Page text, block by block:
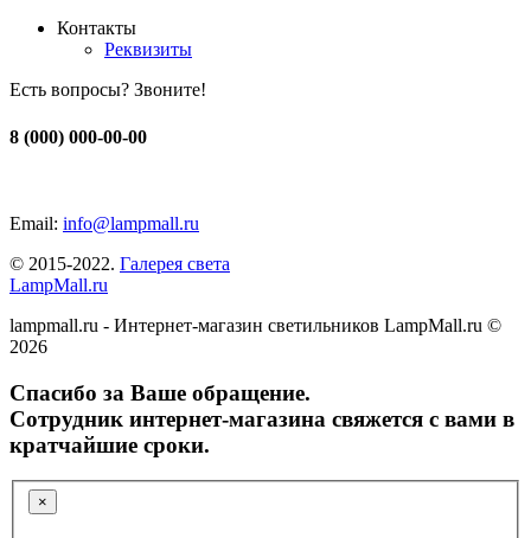
Контакты
Реквизиты
Есть вопросы? Звоните!
8 (000) 000-00-00
Email: info@lampmall.ru
© 2015-2022. Галерея света
LampMall.ru
lampmall.ru - Интернет-магазин светильников LampMall.ru ©
2026
Спасибо за Ваше обращение.
Сотрудник интернет-магазина свяжется с вами в
кратчайшие сроки.
×